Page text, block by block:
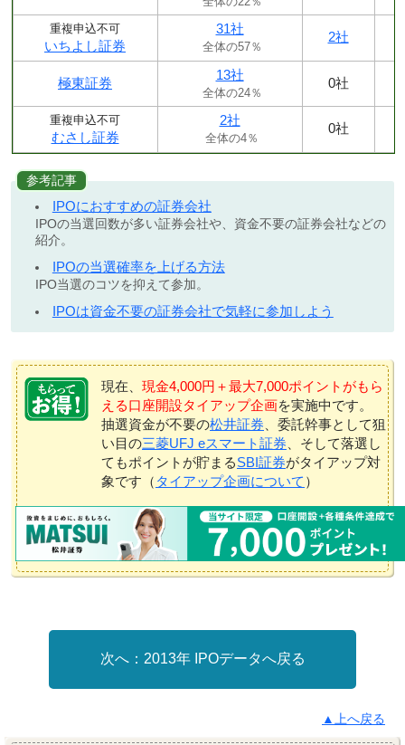
重複申込不可
いちよし証券
31社
全体の57％
2社
極東証券
13社
全体の24％
0社
重複申込不可
むさし証券
2社
全体の4％
0社
参考記事
IPOにおすすめの証券会社
IPOの当選回数が多い証券会社や、資金不要の証券会社などの
紹介。
IPOの当選確率を上げる方法
IPO当選のコツを抑えて参加。
IPOは資金不要の証券会社で気軽に参加しよう
現在、 現金4,000円＋最大7,000ポイントがもら
える口座開設タイアップ企画を実施中です。
抽選資金が不要の松井証券 、委託幹事として狙
い目の三菱UFJ eスマート証券 、そして落選し
てもポイントが貯まるSBI証券がタイアップ対
象です（ タイアップ企画について ）
2013年 IPOデータへ戻る
▲上へ戻る